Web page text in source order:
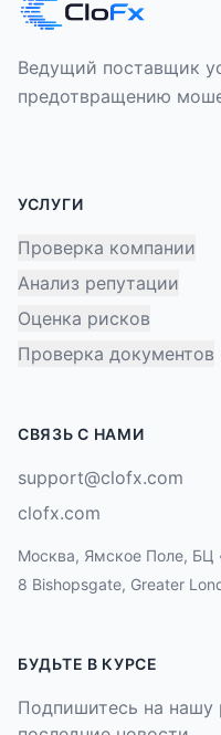
Ведущий поставщик
предотвращению
УСЛУГИ
Проверка компании
Анализ репутации
Оценка рисков
Проверка документов
СВЯЗЬ С НАМИ
support@clofx.com
clofx.com
Москва, Ямское Поле, БЦ
8 Bishopsgate, Greater
БУДЬТЕ В КУРСЕ
Подпишитесь на нашу